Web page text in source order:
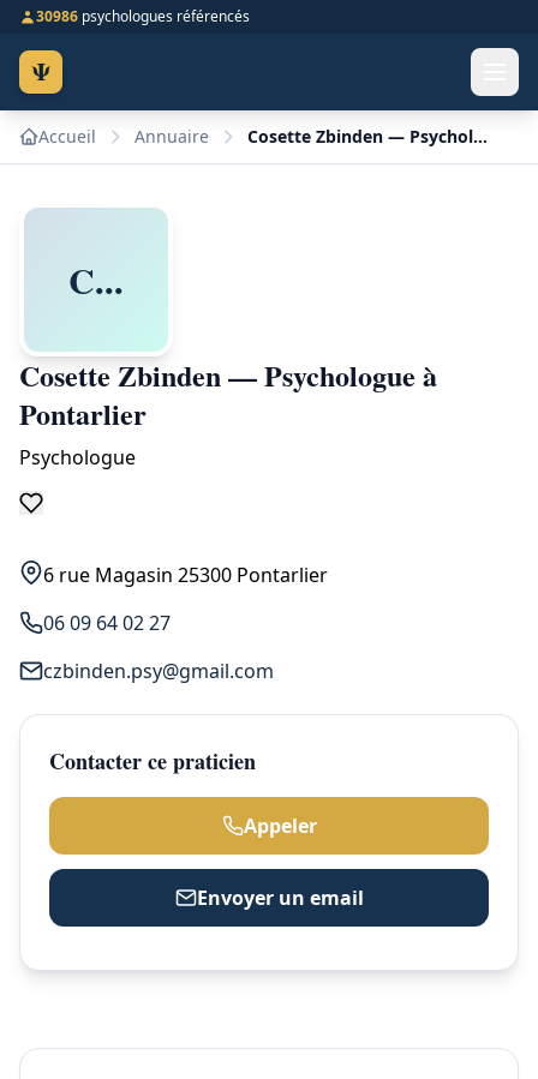
30986 psychologues référencés
Ψ
Accueil Annuaire Cosette Zbinden — Psychologue à Pontarlier
C...
Cosette Zbinden — Psychologue à
Pontarlier
Psychologue
6 rue Magasin 25300 Pontarlier
06 09 64 02 27
czbinden.psy@gmail.com
Contacter ce praticien
Appeler
Envoyer un email